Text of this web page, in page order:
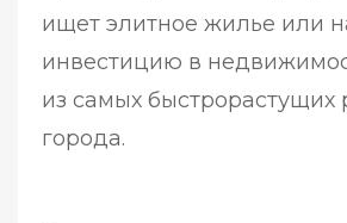
ищет элитное жилье или
инвестицию в
из самых быстрорастущих
города.